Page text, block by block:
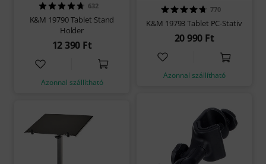
632
K&M 19790 Tablet Stand
Holder
12 390 Ft
Azonnal szállítható
770
K&M 19793 Tablet PC-Stativ
20 990 Ft
Azonnal szállítható